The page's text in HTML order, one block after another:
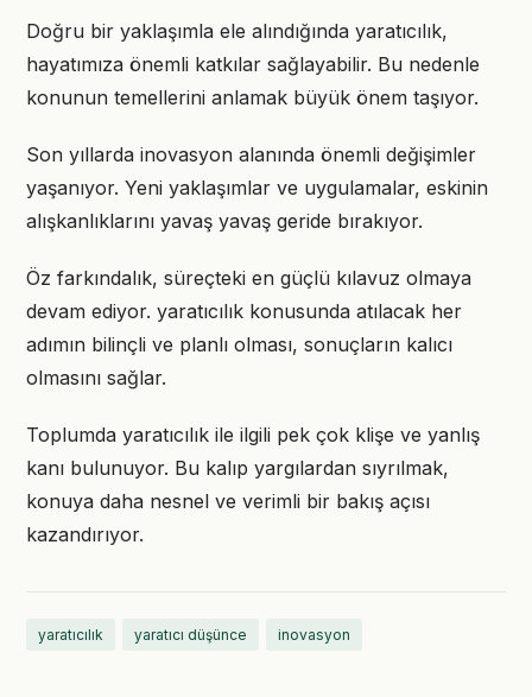
Doğru bir yaklaşımla ele alındığında yaratıcılık,
hayatımıza önemli katkılar sağlayabilir. Bu nedenle
konunun temellerini anlamak büyük önem taşıyor.
Son yıllarda inovasyon alanında önemli değişimler
yaşanıyor. Yeni yaklaşımlar ve uygulamalar, eskinin
alışkanlıklarını yavaş yavaş geride bırakıyor.
Öz farkındalık, süreçteki en güçlü kılavuz olmaya
devam ediyor. yaratıcılık konusunda atılacak her
adımın bilinçli ve planlı olması, sonuçların kalıcı
olmasını sağlar.
Toplumda yaratıcılık ile ilgili pek çok klişe ve yanlış
kanı bulunuyor. Bu kalıp yargılardan sıyrılmak,
konuya daha nesnel ve verimli bir bakış açısı
kazandırıyor.
yaratıcılık yaratıcı düşünce inovasyon